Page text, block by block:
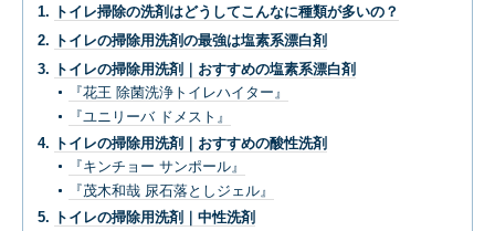
トイレ掃除の洗剤はどうしてこんなに種類が多いの？
トイレの掃除用洗剤の最強は塩素系漂白剤
トイレの掃除用洗剤｜おすすめの塩素系漂白剤
『花王 除菌洗浄トイレハイター』
『ユニリーバ ドメスト』
トイレの掃除用洗剤｜おすすめの酸性洗剤
『キンチョー サンポール』
『茂木和哉 尿石落としジェル』
トイレの掃除用洗剤｜中性洗剤